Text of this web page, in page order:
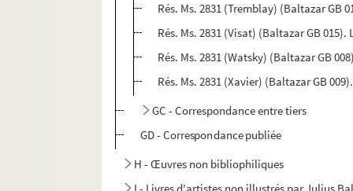
Rés. Ms. 2831 (Tremblay) (Baltazar GB
Rés. Ms. 2831 (Visat) (Baltazar GB
Rés. Ms. 2831 (Watsky) (Baltazar GB
Rés. Ms. 2831 (Xavier) (Baltazar GB
GC - Correspondance entre tiers
GD - Correspondance publiée
H - Œuvres non bibliophiliques